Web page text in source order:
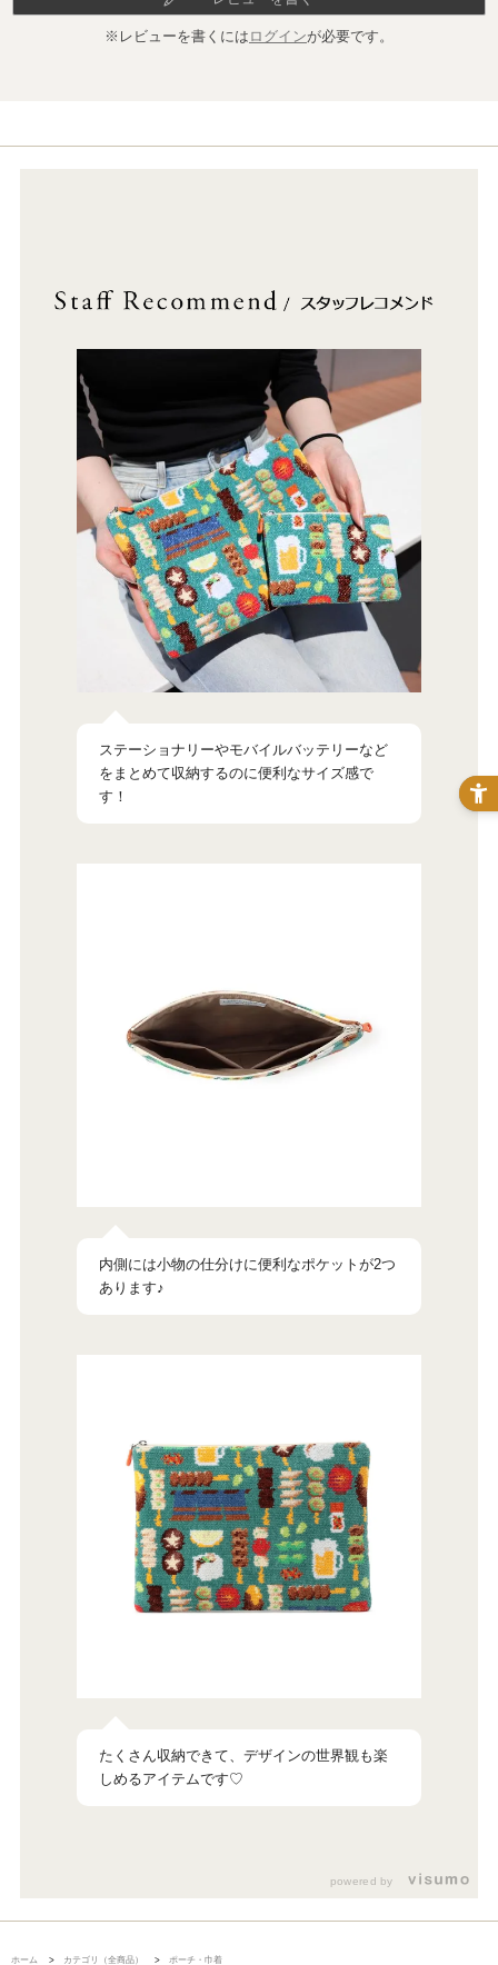
※レビューを書くには ログインが必要です。
ステーショナリーやモバイルバッテリーなど
をまとめて収納するのに便利なサイズ感で
内側には小物の仕分けに便利なポケットが2つ
あります♪
たくさん収納できて、デザインの世界観も楽
powered by
ホーム > カテゴリ（全商品） > ポーチ・巾着